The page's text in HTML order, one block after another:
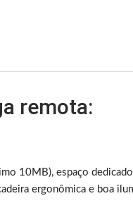
remota:
10MB), espaço
ergonômica e boa